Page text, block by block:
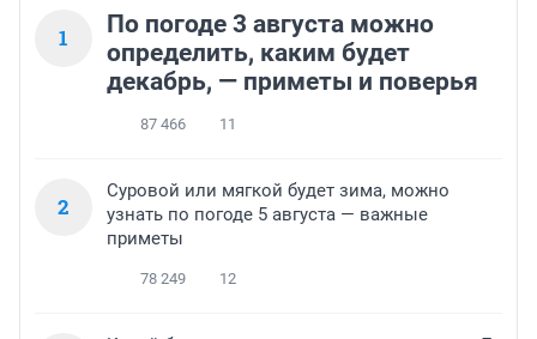
1
По погоде 3 августа можно
определить, каким будет
декабрь, — приметы и поверья
87 466 11
2
Суровой или мягкой будет зима, можно
узнать по погоде 5 августа — важные
приметы
78 249 12